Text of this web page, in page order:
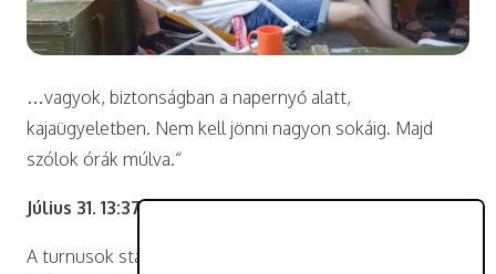
…vagyok, biztonságban a napernyő alatt,
kajaügyeletben. Nem kell jönni nagyon sokáig. Majd
szólok órák múlva.“
Július 31. 13:37
A turnusok startnapján órákat töltök itt. Kedvenc